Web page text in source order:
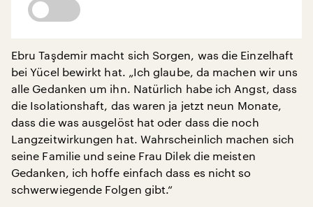
Ebru Taşdemir macht sich Sorgen, was die Einzelhaft
bei Yücel bewirkt hat. „Ich glaube, da machen wir uns
alle Gedanken um ihn. Natürlich habe ich Angst, dass
die Isolationshaft, das waren ja jetzt neun Monate,
dass die was ausgelöst hat oder dass die noch
Langzeitwirkungen hat. Wahrscheinlich machen sich
seine Familie und seine Frau Dilek die meisten
Gedanken, ich hoffe einfach dass es nicht so
schwerwiegende Folgen gibt.“